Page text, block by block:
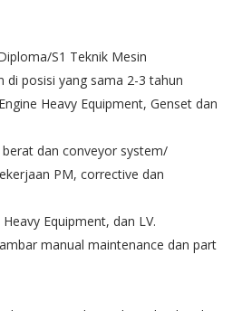
S1 Teknik Mesin
di posisi yang sama 2-3 tahun
Heavy Equipment, Genset dan
berat dan conveyor system/
PM, corrective dan
Equipment, dan LV.
manual maintenance dan part